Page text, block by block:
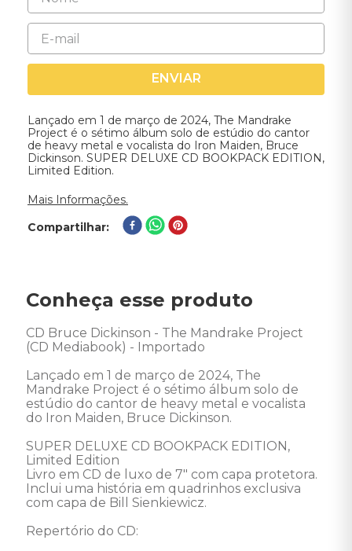
ENVIAR
Lançado em 1 de março de 2024, The Mandrake
Project é o sétimo álbum solo de estúdio do cantor
de heavy metal e vocalista do Iron Maiden, Bruce
Dickinson. SUPER DELUXE CD BOOKPACK EDITION,
Limited Edition.
Mais Informações.
Compartilhar
Conheça esse produto
CD Bruce Dickinson - The Mandrake Project
(CD Mediabook) - Importado
Lançado em 1 de março de 2024, The
Mandrake Project é o sétimo álbum solo de
estúdio do cantor de heavy metal e vocalista
do Iron Maiden, Bruce Dickinson.
SUPER DELUXE CD BOOKPACK EDITION,
Limited Edition
Livro em CD de luxo de 7" com capa protetora.
Inclui uma história em quadrinhos exclusiva
com capa de Bill Sienkiewicz.
Repertório do CD: